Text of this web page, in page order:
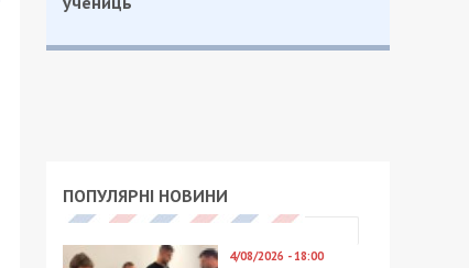
ПОПУЛЯРНІ НОВИНИ
4/08/2026 - 18:00